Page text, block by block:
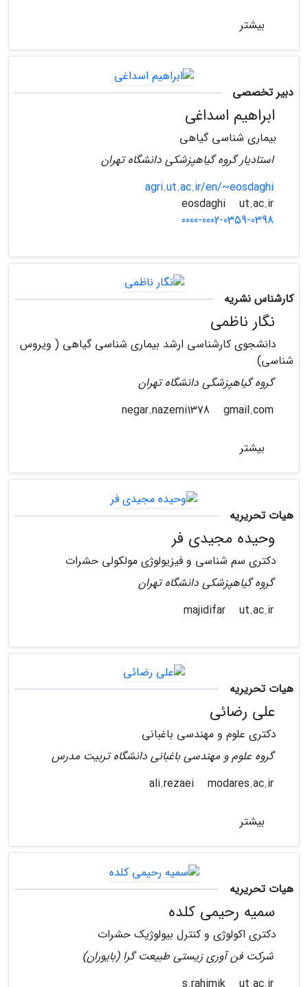
بیشتر
دبیر تخصصی
ابراهیم اسداغی
بیماری شناسی گیاهی
استادیار گروه گیاهپزشکی دانشگاه تهران
agri.ut.ac.ir/en/~eosdaghi
ut.ac.ir
0000-0002-0359-0398
کارشناس نشریه
نگار ناظمی
دانشجوی کارشناسی ارشد بیماری شناسی گیاهی ( ویروس
شناسی)
گروه گیاهپزشگی دانشگاه تهران
gmail.com
بیشتر
هیات تحریریه
وحیده مجیدی فر
دکتری سم شناسی و فیزیولوژی مولکولی حشرات
گروه گیاهپزشکی دانشگاه تهران
ut.ac.ir
هیات تحریریه
علی رضائی
دکتری علوم و مهندسی باغبانی
گروه علوم و مهندسی باغبانی دانشگاه تربیت مدرس
modares.ac.ir
بیشتر
هیات تحریریه
سمیه رحیمی کلده
دکتری اکولوژی و کنترل بیولوژیک حشرات
شرکت فن آوری زیستی طبیعت گرا (بایوران)
ut.ac.ir